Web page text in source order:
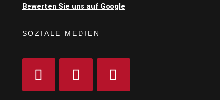
Bewerten Sie uns auf Google
SOZIALE MEDIEN